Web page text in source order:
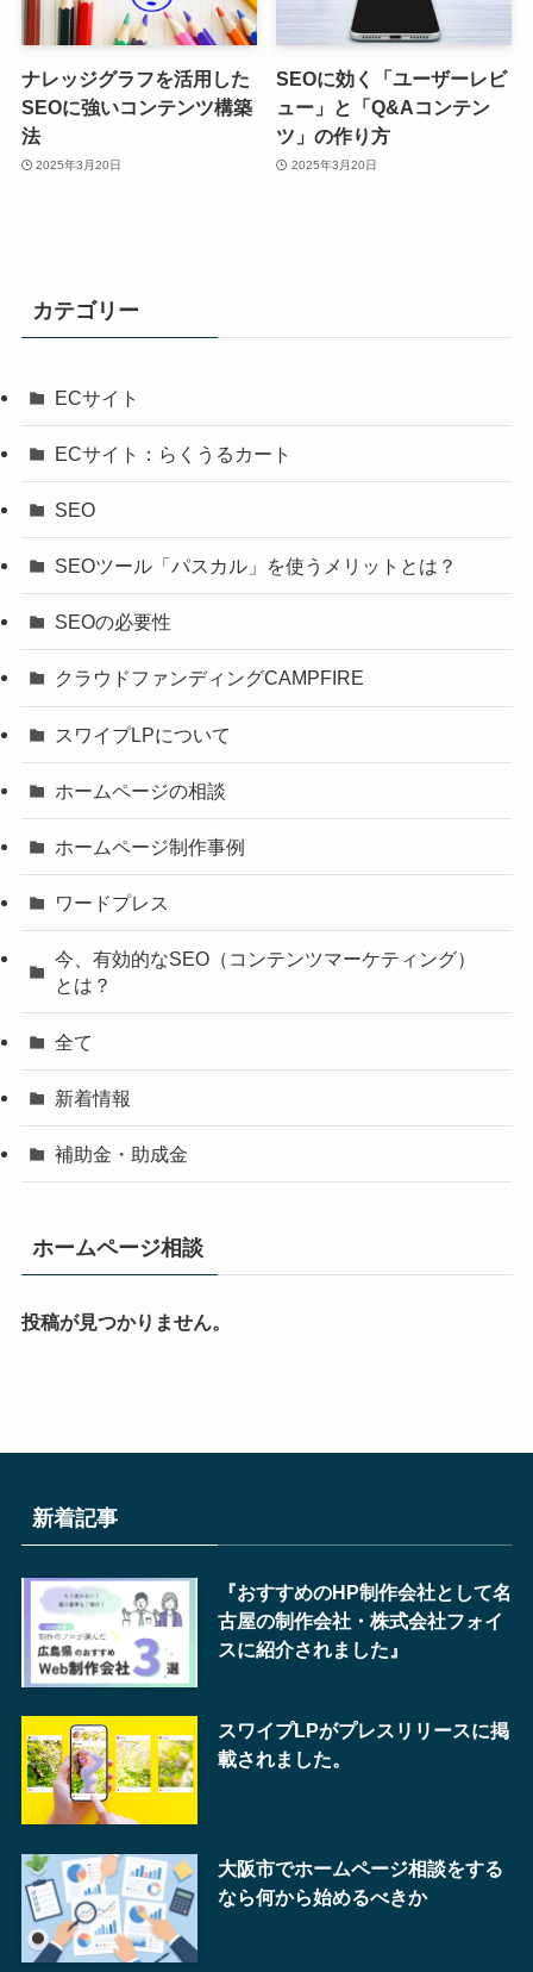
ナレッジグラフを活用した
SEOに強いコンテンツ構築
法
2025年3月20日
SEOに効く「ユーザーレビ
ュー」と「Q&Aコンテン
ツ」の作り方
2025年3月20日
カテゴリー
ECサイト
ECサイト：らくうるカート
SEO
SEOツール「パスカル」を使うメリットとは？
SEOの必要性
クラウドファンディングCAMPFIRE
スワイプLPについて
ホームページの相談
ホームページ制作事例
ワードプレス
今、有効的なSEO（コンテンツマーケティング）
とは？
全て
新着情報
補助金・助成金
ホームページ相談
投稿が見つかりません。
新着記事
『おすすめのHP制作会社として名
古屋の制作会社・株式会社フォイ
スに紹介されました』
スワイプLPがプレスリリースに掲
載されました。
大阪市でホームページ相談をする
なら何から始めるべきか